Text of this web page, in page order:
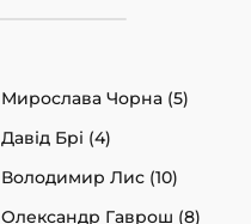
Мирослава Чорна (5)
Давід Брі (4)
Володимир Лис (10)
Олександр Гаврош (8)